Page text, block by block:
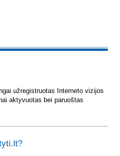
užregistruotas Interneto vizijos
aktyvuotas bei paruoštas